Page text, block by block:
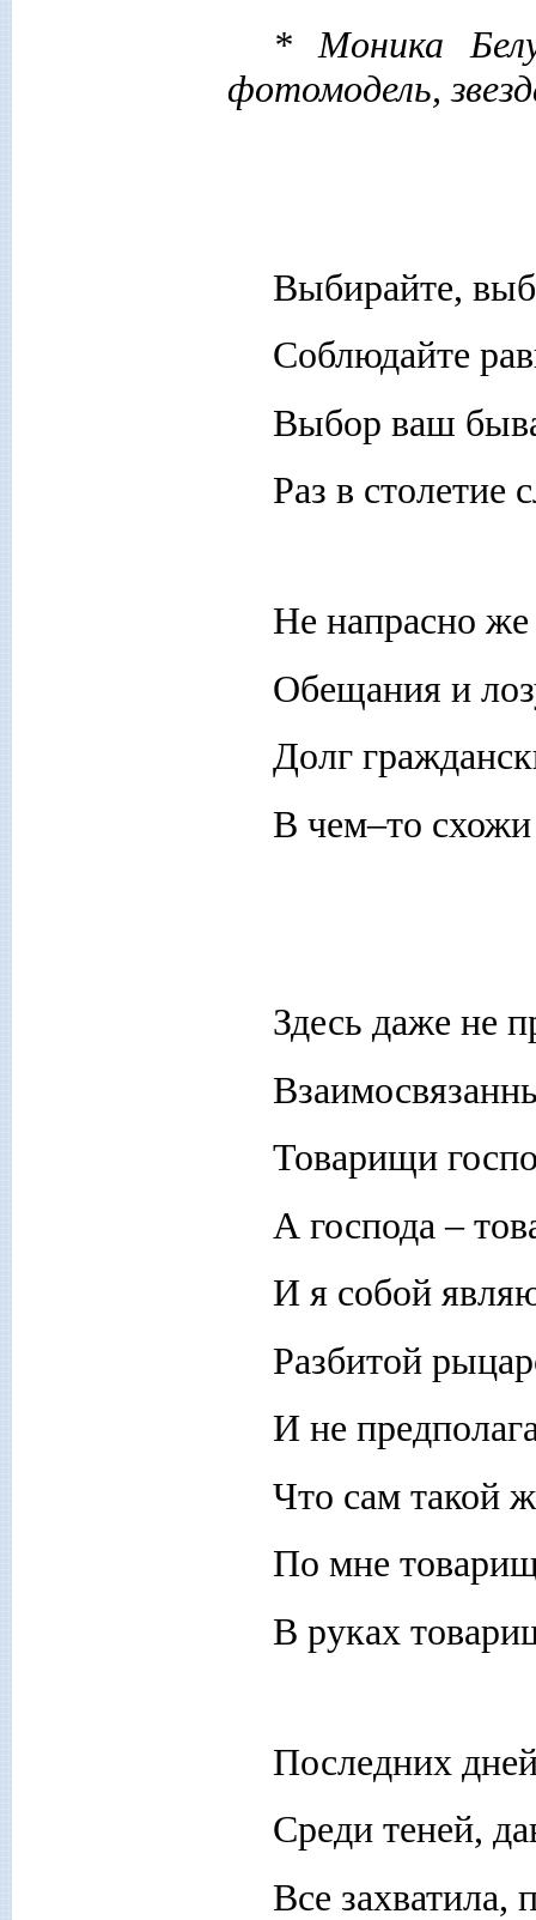
* Моника
фотомодель,
Выбирайте,
Соблюдайте
Выбор ваш
Раз в столетие
Не напрасно
Обещания и
Долг
В чем–то
Здесь даже не
Товарищи
А господа –
И я собой
Разбитой
И не
Что сам такой
По мне
В руках
Последних
Среди теней,
Все захватила,